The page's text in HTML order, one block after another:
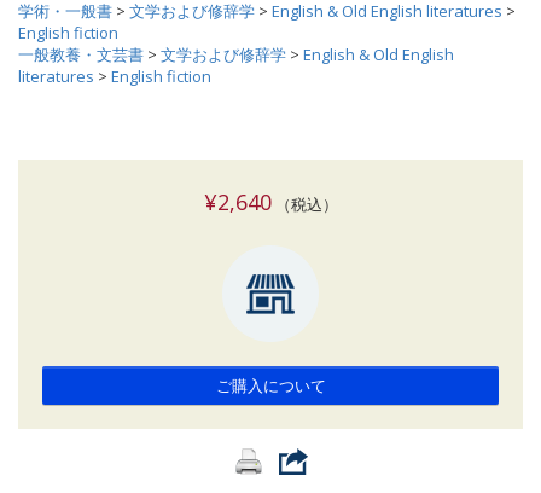
学術・一般書 > 文学および修辞学 > English & Old English literatures >
English fiction
一般教養・文芸書 > 文学および修辞学 > English & Old English
literatures > English fiction
¥2,640（税込）
ご購入について